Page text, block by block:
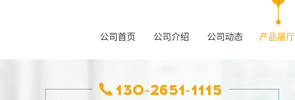
公司首页 公司介绍 公司动态 产品展厅